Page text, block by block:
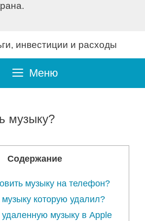
Меню
музыку?
Содержание
музыку на телефон?
музыку которую удалил?
удаленную музыку в Apple